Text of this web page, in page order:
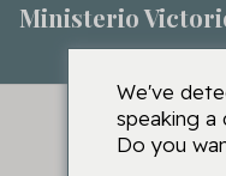
Ministerio
We've
speaking a
Do you